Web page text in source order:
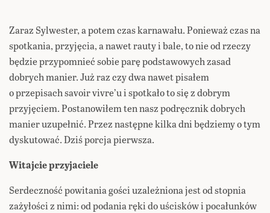
Zaraz Sylwester, a potem czas karnawału. Ponieważ czas na
spotkania, przyjęcia, a nawet rauty i bale, to nie od rzeczy
będzie przypomnieć sobie parę podstawowych zasad
dobrych manier. Już raz czy dwa nawet pisałem
o przepisach savoir vivre’u i spotkało to się z dobrym
przyjęciem. Postanowiłem ten nasz podręcznik dobrych
manier uzupełnić. Przez następne kilka dni będziemy o tym
dyskutować. Dziś porcja pierwsza.
Witajcie przyjaciele
Serdeczność powitania gości uzależniona jest od stopnia
zażyłości z nimi: od podania ręki do uścisków i pocałunków